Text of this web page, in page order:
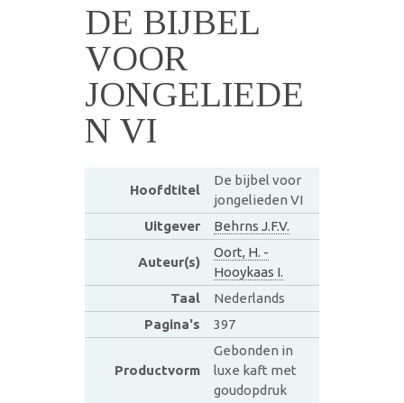
DE BIJBEL
VOOR
JONGELIEDE
N VI
Hoofdtitel
De bijbel voor
jongelieden VI
Uitgever
Behrns J.F.V.
Auteur(s)
Oort, H. -
Hooykaas I.
Taal
Nederlands
Pagina's
397
Productvorm
Gebonden in
luxe kaft met
goudopdruk